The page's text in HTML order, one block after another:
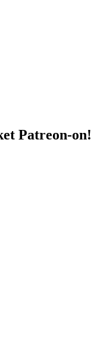
Patreon-on!